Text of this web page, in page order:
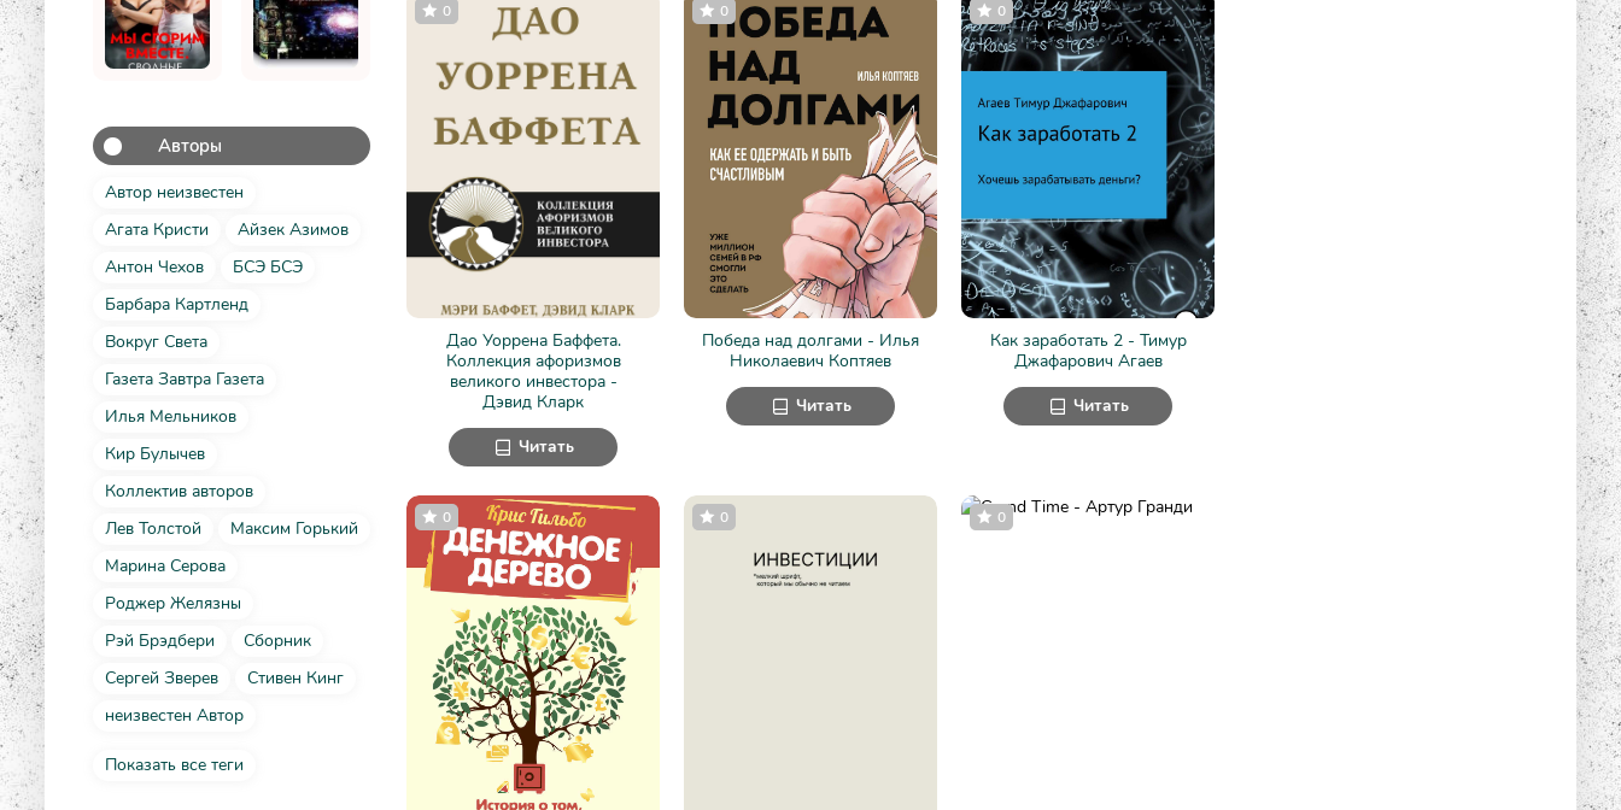
Авторы
Автор неизвестен
Агата Кристи
Айзек Азимов
Антон Чехов
БСЭ БСЭ
Барбара Картленд
Вокруг Света
Газета Завтра Газета
Илья Мельников
Кир Булычев
Коллектив авторов
Лев Толстой
Максим Горький
Марина Серова
Роджер Желязны
Рэй Брэдбери
Сборник
Сергей Зверев
Стивен Кинг
неизвестен Автор
Показать все теги
Дао Уоррена Баффета.
Коллекция афоризмов
великого инвестора -
Дэвид Кларк
0
Читать
Победа над долгами - Илья
Николаевич Коптяев
0
Читать
Как заработать 2 - Тимур
Джафарович Агаев
0
Читать
0 0 0